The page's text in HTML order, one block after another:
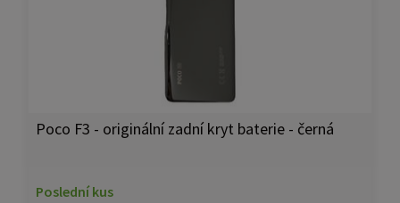
Poco F3 - originální zadní kryt baterie - černá
Poslední kus